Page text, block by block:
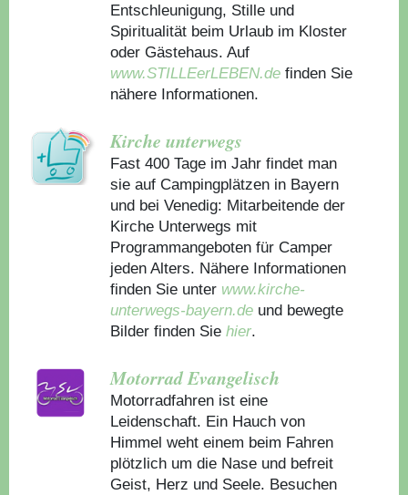
Entschleunigung, Stille und
Spiritualität beim Urlaub im Kloster
oder Gästehaus. Auf
www.STILLEerLEBEN.de finden Sie
nähere Informationen.
Kirche unterwegs
Fast 400 Tage im Jahr findet man
sie auf Campingplätzen in Bayern
und bei Venedig: Mitarbeitende der
Kirche Unterwegs mit
Programmangeboten für Camper
jeden Alters. Nähere Informationen
finden Sie unter www.kirche-
unterwegs-bayern.de und bewegte
Bilder finden Sie hier.
Motorrad Evangelisch
Motorradfahren ist eine
Leidenschaft. Ein Hauch von
Himmel weht einem beim Fahren
plötzlich um die Nase und befreit
Geist, Herz und Seele. Besuchen